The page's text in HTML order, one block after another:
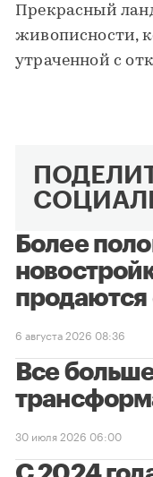
Прекрасный
живописности,
утраченной с
Более
продаются
6 августа 2026 08:36
Все
30 июля 2026 06:00